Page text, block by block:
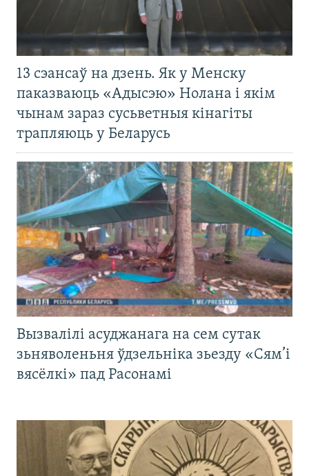
13 сэансаў на дзень. Як у Менску
паказваюць «Адысэю» Нолана і якім
чынам зараз сусьветныя кінагіты
трапляюць у Беларусь
Вызвалілі асуджанага на сем сутак
зьняволеньня ўдзельніка зьезду «Сям’і
вясёлкі» пад Расонамі